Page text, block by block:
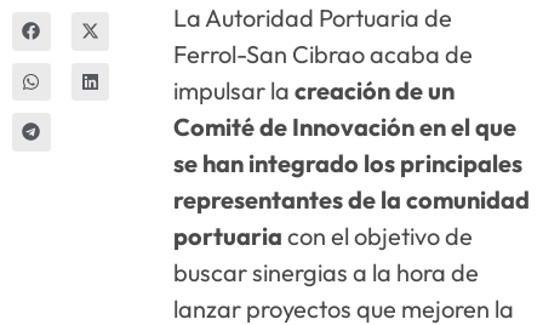
La Autoridad Portuaria de
Ferrol-San Cibrao acaba de
impulsar lacreación de un
Comité de Innovación en el que
se han integrado los principales
representantes de la comunidad
portuaria con el objetivo de
buscar sinergias a la hora de
lanzar proyectos que mejoren la